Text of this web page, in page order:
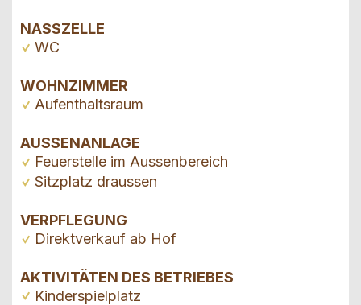
NASSZELLE
WC
WOHNZIMMER
Aufenthaltsraum
AUSSENANLAGE
Feuerstelle im Aussenbereich
Sitzplatz draussen
VERPFLEGUNG
Direktverkauf ab Hof
AKTIVITÄTEN DES BETRIEBES
Kinderspielplatz